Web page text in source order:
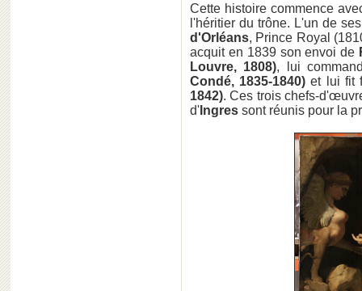
Cette histoire commence
l'héritier du trône. L'un de
d'Orléans, Prince Royal
acquit en 1839 son envoi de
Louvre, 1808), lui
Condé, 1835-1840) et lui fit
1842). Ces trois chefs-
d' Ingres sont réunis pour la